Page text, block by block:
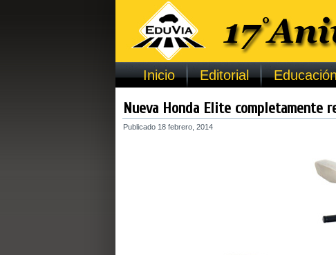
Inicio Editorial
Nueva Honda Elite completamente
Publicado 18 febrero, 2014